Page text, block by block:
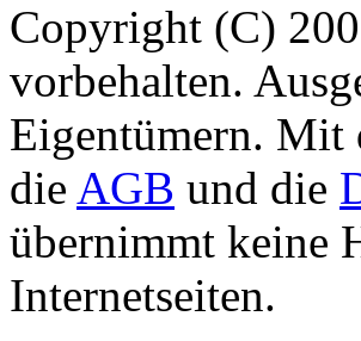
Copyright (C)
vorbehalten.
Eigentümern. Mit
die AGB und die
übernimmt keine
Internetseiten.